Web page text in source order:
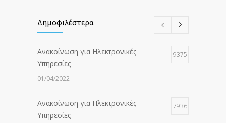
Δημοφιλέστερα
Ανακοίνωση για Ηλεκτρονικές
Υπηρεσίες
9375
01/04/2022
Ανακοίνωση για Ηλεκτρονικές
Υπηρεσίες
7936